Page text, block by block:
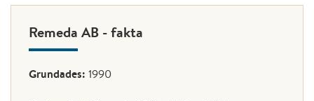
Remeda AB - fakta
Grundades: 1990